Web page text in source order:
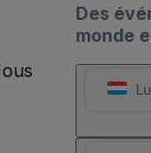
Des
monde